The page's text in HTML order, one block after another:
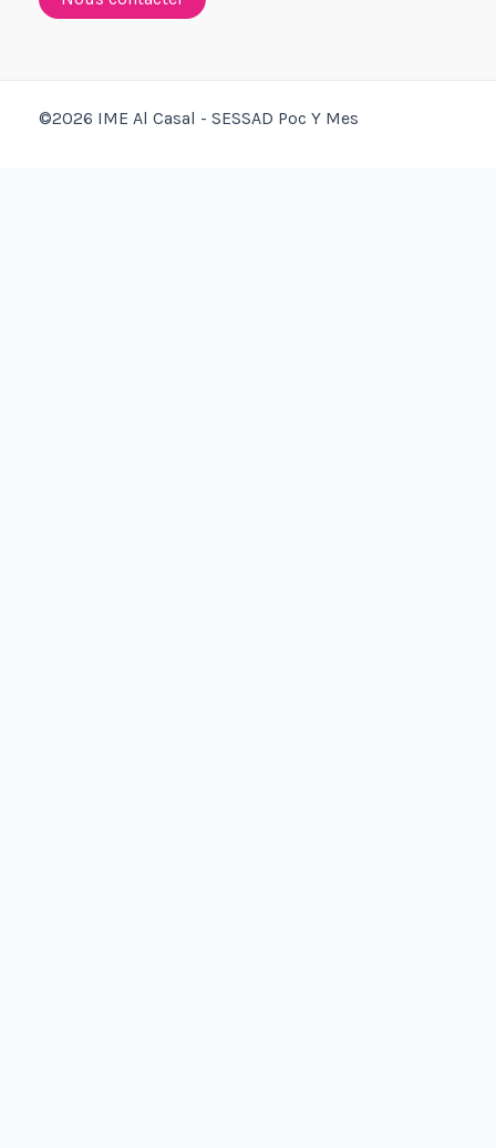
©2026 IME Al Casal - SESSAD Poc Y Mes